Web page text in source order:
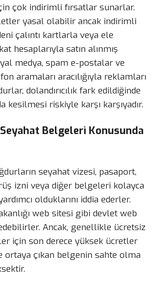
çok indirimli fırsatlar sunarlar.
yasal olabilir ancak indirimli
çalıntı kartlarla veya ele
hesaplarıyla satın alınmış
medya, spam e-postalar ve
aramaları aracılığıyla reklamları
dolandırıcılık fark edildiğinde
kesilmesi riskiyle karşı karşıyadır.
Belgeleri Konusunda
seyahat vizesi, pasaport,
izni veya diğer belgeleri kolayca
olduklarını iddia ederler.
web sitesi gibi devlet web
Ancak, genellikle ücretsiz
için son derece yüksek ücretler
ortaya çıkan belgenin sahte olma